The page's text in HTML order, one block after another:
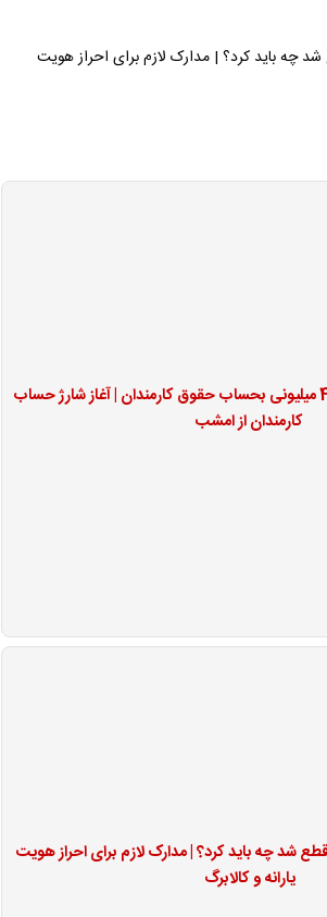
شد چه باید کرد؟ | مدارک لازم برای احراز هویت
غافلگیری دولت با واریزی 4 میلیونی بحساب حقوق کارمندان | آغاز شارژ حساب
کارمندان از امشب
قطع شد چه باید کرد؟ | مدارک لازم برای احراز هویت
یارانه و کالابرگ